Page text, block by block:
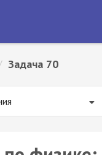
Задача 70